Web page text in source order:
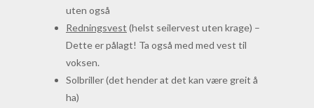
uten også
Redningsvest (helst seilervest uten krage) –
Dette er pålagt! Ta også med med vest til
voksen.
Solbriller (det hender at det kan være greit å
ha)